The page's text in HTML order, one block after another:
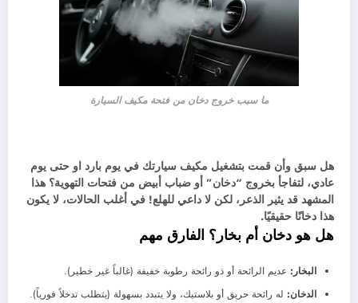
ما سبب خروج دخان من فتحة مكيف السيارة
هل سبق وأن قمت بتشغيل مكيف سيارتك في يوم بارد او حتى يوم
عادي، لتفاجأ بخروج “دخان” أو ضباب أبيض من فتحات التهوية؟ هذا
المشهد قد يثير الذعر، لكن لا داعي للهلع! في أغلب الحالات، لا يكون
هذا دخانًا حقيقيًا.
هل هو دخان أم بخار؟ الفارق مهم
البخار: عديم الرائحة أو ذو رائحة رطوبة خفيفة (غالباً غير خطير).
الدخان: له رائحة حريق أو بلاستيك، ولا يتبدد بسهولة (يتطلب تدخلاً فورياً).